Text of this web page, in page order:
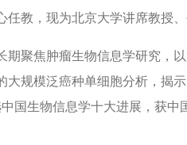
任教，现为北京大学讲席教授
期聚焦肿瘤生物信息学研究，
大规模泛癌种单细胞分析，揭
国生物信息学十大进展，获